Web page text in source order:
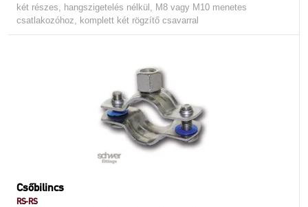
két részes, hangszigetelés nélkül, M8 vagy M10 menetes
csatlakozóhoz, komplett két rögzítő csavarral
Csőbilincs
RS-RS